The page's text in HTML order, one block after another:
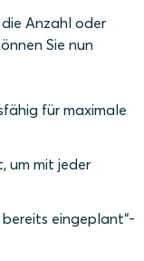
Anzahl oder
Sie nun
für maximale
um mit jeder
eingeplant“-